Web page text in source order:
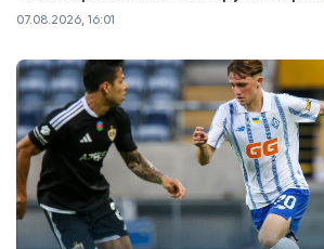
07.08.2026, 16:01